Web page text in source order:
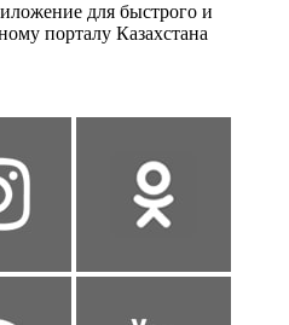
для быстрого и
порталу Казахстана